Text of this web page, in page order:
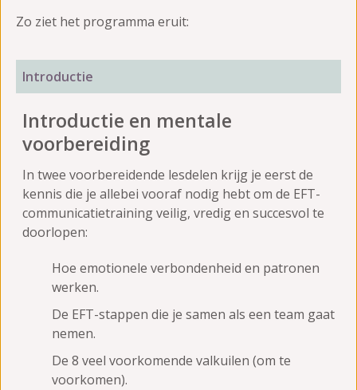
Zo ziet het programma eruit:
Introductie
Introductie en mentale
voorbereiding
In twee voorbereidende lesdelen krijg je eerst de
kennis die je allebei vooraf nodig hebt om de EFT-
communicatietraining veilig, vredig en succesvol te
doorlopen:
Hoe emotionele verbondenheid en patronen
werken.
De EFT-stappen die je samen als een team gaat
nemen.
De 8 veel voorkomende valkuilen (om te
voorkomen).